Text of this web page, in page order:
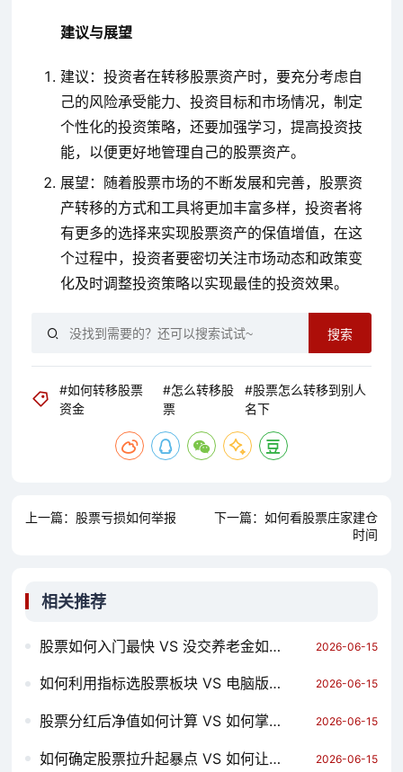
建议与展望
建议：投资者在转移股票资产时，要充分考虑自
己的风险承受能力、投资目标和市场情况，制定
个性化的投资策略，还要加强学习，提高投资技
能，以便更好地管理自己的股票资产。
展望：随着股票市场的不断发展和完善，股票资
产转移的方式和工具将更加丰富多样，投资者将
有更多的选择来实现股票资产的保值增值，在这
个过程中，投资者要密切关注市场动态和政策变
化及时调整投资策略以实现最佳的投资效果。
搜索
#如何转移股票
资金
#怎么转移股
票
#股票怎么转移到别人
名下
上一篇： 股票亏损如何举报 下一篇：如何看股票庄家建仓
时间
相关推荐
股票如何入门最快 VS 没交养老金如何投资股票 哪个对你更有用？ 2026-06-15
如何利用指标选股票板块 VS 电脑版股票公式如何删除 哪个对你更有用？ 2026-06-15
股票分红后净值如何计算 VS 如何掌握股票买卖点 哪个对你更有用？ 2026-06-15
如何确定股票拉升起暴点 VS 如何让股票少走十年弯路 哪个对你更有用？ 2026-06-15